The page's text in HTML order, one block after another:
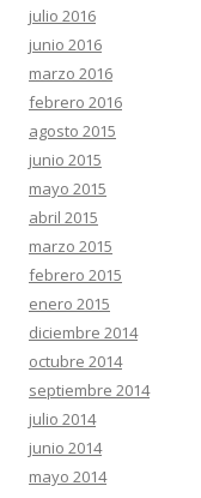
julio 2016
junio 2016
marzo 2016
febrero 2016
agosto 2015
junio 2015
mayo 2015
abril 2015
marzo 2015
febrero 2015
enero 2015
diciembre 2014
octubre 2014
septiembre 2014
julio 2014
junio 2014
mayo 2014